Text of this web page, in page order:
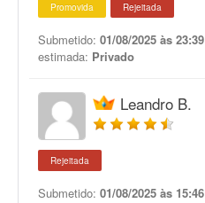
Promovida Rejeitada
Submetido: 01/08/2025 às 23:39
estimada: Privado
Leandro B.
Rejeitada
Submetido: 01/08/2025 às 15:46